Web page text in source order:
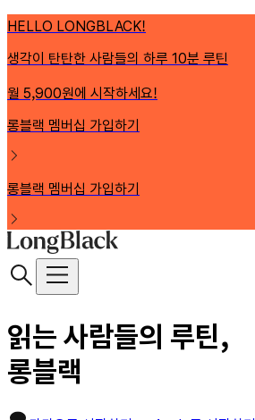
HELLO LONGBLACK!
생각이 탄탄한 사람들의 하루 10분 루틴
월 5,900원에 시작하세요!
롱블랙 멤버십 가입하기
롱블랙 멤버십 가입하기
읽는 사람들의 루틴,
롱블랙